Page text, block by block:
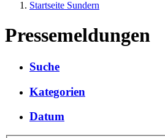
Startseite Sundern
Pressemeldungen
Suche
Kategorien
Datum